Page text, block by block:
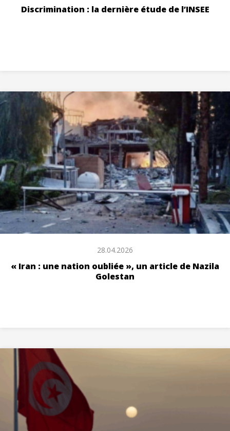
Discrimination : la dernière étude de l’INSEE
28.04.2026
« Iran : une nation oubliée », un article de Nazila
Golestan